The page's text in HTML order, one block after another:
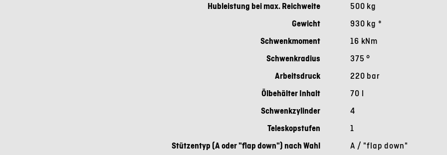
Hubleistung bei max. Reichweite
500 kg
Gewicht
930 kg *
Schwenkmoment
16 kNm
Schwenkradius
375 °
Arbeitsdruck
220 bar
Ölbehälter Inhalt
70 l
Schwenkzylinder
4
Teleskopstufen
1
Stützentyp (A oder "flap down") nach Wahl
A / "flap down"